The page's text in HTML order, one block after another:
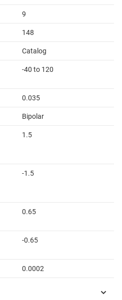
9
148
Catalog
-40 to 120
0.035
Bipolar
1.5
-1.5
0.65
-0.65
0.0002